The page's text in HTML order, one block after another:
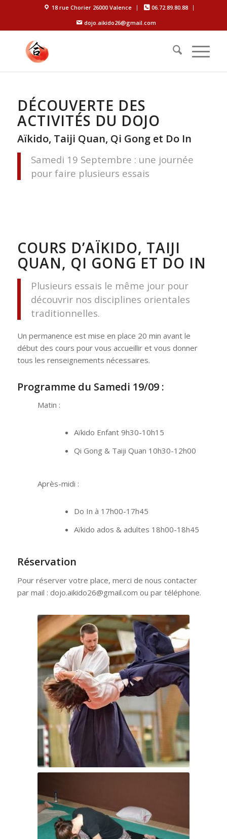
18 rue Chorier 26000 Valence
06.72.89.80.88
dojo.aikido26@gmail.com
DÉCOUVERTE DES
ACTIVITÉS DU DOJO
Aïkido, Taiji Quan, Qi Gong et Do In
Samedi 19 Septembre : une journée
pour faire plusieurs essais
COURS D’AÏKIDO, TAIJI
QUAN, QI GONG ET DO IN
Plusieurs essais le même jour pour
découvrir nos disciplines orientales
traditionnelles.
Un permanence est mise en place 20 min avant le
début des cours pour vous accueillir et vous donner
tous les renseignements nécessaires.
Programme du Samedi 19/09 :
Matin :
Aïkido Enfant 9h30-10h15
Qi Gong & Taiji Quan 10h30-12h00
Après-midi :
Do In à 17h00-17h45
Aïkido ados & adultes 18h00-18h45
Réservation
Pour réserver votre place, merci de nous contacter
par mail : dojo.aikido26@gmail.com ou par téléphone.